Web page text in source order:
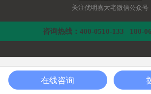
关注优明嘉大宅微信公众号
咨询热线：400-0510-133 180-
装修要多少钱？ 10秒获取
在线咨询